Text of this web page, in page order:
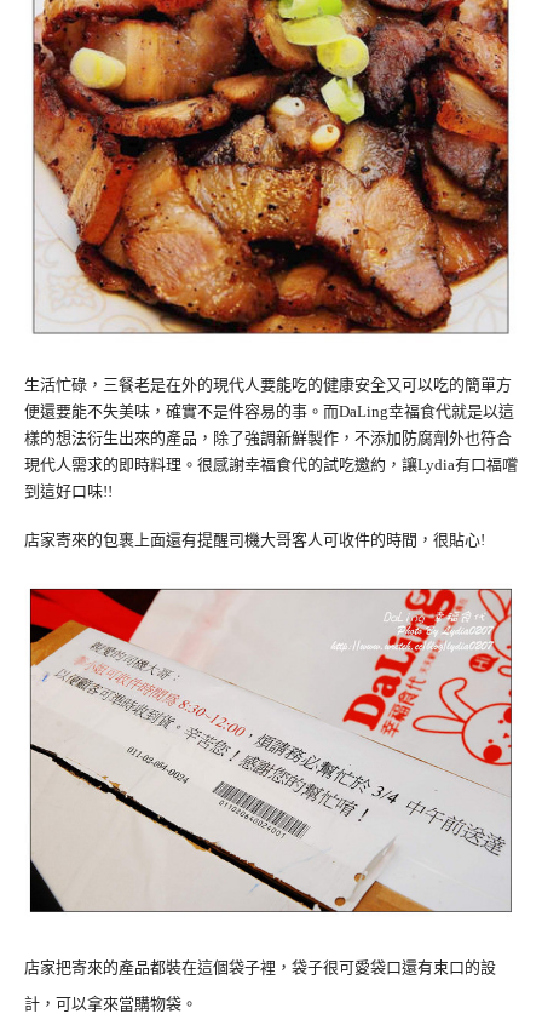
生活忙碌，三餐老是在外的現代人要能吃的健康安全又可以吃的簡單方
便還要能不失美味，確實不是件容易的事。而DaLing幸福食代就是以這
樣的想法衍生出來的產品，除了強調新鮮製作，不添加防腐劑外也符合
現代人需求的即時料理。很感謝幸福食代的試吃邀約，讓Lydia有口福嚐
到這好口味!!
店家寄來的包裹上面還有提醒司機大哥客人可收件的時間，很貼心!
店家把寄來的產品都裝在這個袋子裡，袋子很可愛袋口還有束口的設
計，可以拿來當購物袋。